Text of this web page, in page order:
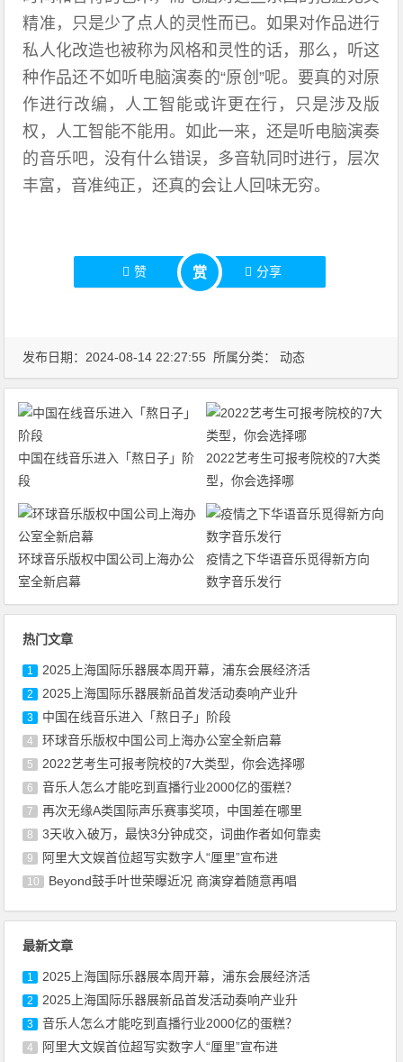
精准，只是少了点人的灵性而已。如果对作品进行
私人化改造也被称为风格和灵性的话，那么，听这
种作品还不如听电脑演奏的“原创”呢。要真的对原
作进行改编，人工智能或许更在行，只是涉及版
权，人工智能不能用。如此一来，还是听电脑演奏
的音乐吧，没有什么错误，多音轨同时进行，层次
丰富，音准纯正，还真的会让人回味无穷。
赞 赏 分享
发布日期：2024-08-14 22:27:55 所属分类：动态
中国在线音乐进入「熬日子」阶
段
2022艺考生可报考院校的7大类
型，你会选择哪
环球音乐版权中国公司上海办公
室全新启幕
疫情之下华语音乐觅得新方向
数字音乐发行
热门文章
1 2025上海国际乐器展本周开幕，浦东会展经济活
2 2025上海国际乐器展新品首发活动奏响产业升
3 中国在线音乐进入「熬日子」阶段
4 环球音乐版权中国公司上海办公室全新启幕
5 2022艺考生可报考院校的7大类型，你会选择哪
6 音乐人怎么才能吃到直播行业2000亿的蛋糕？
7 再次无缘A类国际声乐赛事奖项，中国差在哪里
8 3天收入破万，最快3分钟成交，词曲作者如何靠卖
9 阿里大文娱首位超写实数字人“厘里”宣布进
10 Beyond鼓手叶世荣曝近况 商演穿着随意再唱
最新文章
1 2025上海国际乐器展本周开幕，浦东会展经济活
2 2025上海国际乐器展新品首发活动奏响产业升
3 音乐人怎么才能吃到直播行业2000亿的蛋糕？
4 阿里大文娱首位超写实数字人“厘里”宣布进